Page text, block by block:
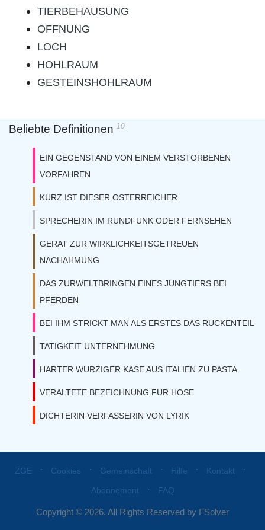
TIERBEHAUSUNG
OFFNUNG
LOCH
HOHLRAUM
GESTEINSHOHLRAUM
Beliebte Definitionen 10
EIN GEGENSTAND VON EINEM VERSTORBENEN
VORFAHREN
KURZ IST DIESER OSTERREICHER
SPRECHERIN IM RUNDFUNK ODER FERNSEHEN
GERAT ZUR WIRKLICHKEITSGETREUEN
NACHAHMUNG
DAS ZURWELTBRINGEN EINES JUNGTIERS BEI
PFERDEN
BEI IHM STRICKT MAN ALS ERSTES DAS RUCKENTEIL
TATIGKEIT UNTERNEHMUNG
HARTER WURZIGER KASE AUS ITALIEN ZU PASTA
VERALTETE BEZEICHNUNG FUR HOSE
DICHTERIN VERFASSERIN VON LYRIK
ZGE ⋅ Cookies ⋅ Gemeinschaft ⋅ Hilfe ⋅ Kontakt ⋅
Abonnement ⋅ FAQ
Copyright © 2026. All Rights Reserved by FSolver